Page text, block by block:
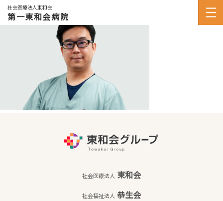
社会医療法人東和会
第一東和会病院
社会医療法人 東和会
社会福祉法人 恭生会